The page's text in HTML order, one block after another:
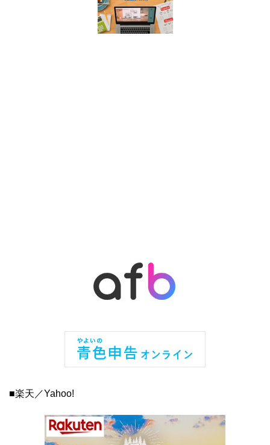
■楽天／Yahoo!